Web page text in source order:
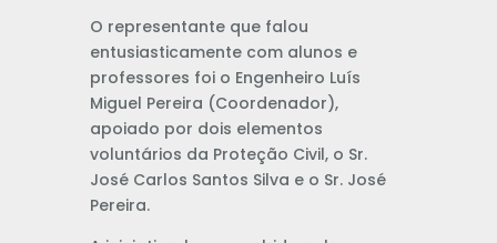
O representante que falou
entusiasticamente com alunos e
professores foi o Engenheiro Luís
Miguel Pereira (Coordenador),
apoiado por dois elementos
voluntários da Proteção Civil, o Sr.
José Carlos Santos Silva e o Sr. José
Pereira.